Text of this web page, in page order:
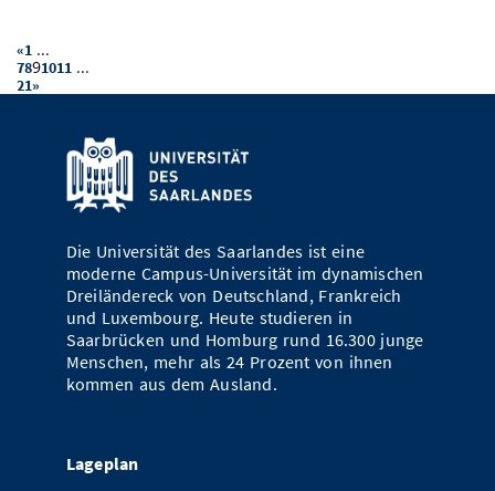
«1 ...
7891011 ...
21»
Die Universität des Saarlandes ist eine
moderne Campus-Universität im dynamischen
Dreiländereck von Deutschland, Frankreich
und Luxembourg. Heute studieren in
Saarbrücken und Homburg rund 16.300 junge
Menschen, mehr als 24 Prozent von ihnen
kommen aus dem Ausland.
Lageplan